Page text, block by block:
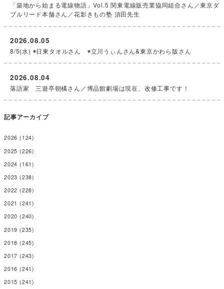
「築地から始まる電線物語」Vol.5 関東電線販売業協同組合さん／東京ダ
ブルリード本舗さん／花影きもの塾 須田先生
8/5(水) ◉日東タオルさん ◉立川うぃんさん&東京かわら版さん
2026.08.05
落語家 三遊亭朝橘さん／博品館劇場は現在、改修工事です！
2026.08.04
記事アーカイブ
2026 (124)
2025 (226)
2024 (161)
2023 (238)
2022 (228)
2021 (241)
2020 (240)
2019 (235)
2018 (245)
2017 (243)
2016 (241)
2015 (241)